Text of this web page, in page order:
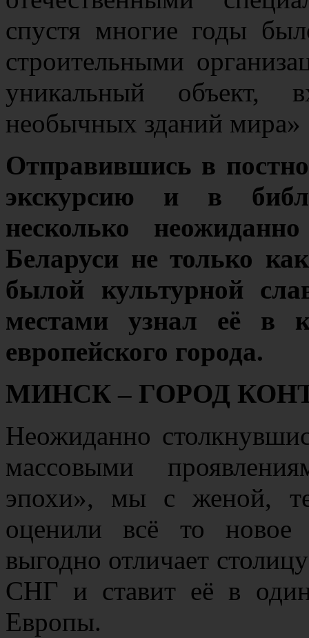
спустя многие годы
строительными
уникальный объект,
необычных зданий мира»
Отправившись в
экскурсию и в
несколько
Беларуси не только
былой культурной
местами узнал её в
европейского города.
МИНСК – ГОРОД
Неожиданно
массовыми
эпохи», мы с женой,
оценили всё то новое
выгодно отличает
СНГ и ставит её в
Европы.